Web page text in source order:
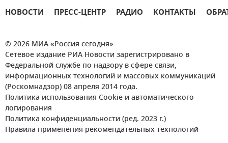
НОВОСТИ ПРЕСС-ЦЕНТР РАДИО КОНТАКТЫ
© 2026 МИА «Россия сегодня»
Сетевое издание РИА Новости зарегистрировано в
Федеральной службе по надзору в сфере связи,
информационных технологий и массовых коммуникаций
(Роскомнадзор) 08 апреля 2014 года.
Политика использования Cookie и автоматического
логирования
Политика конфиденциальности (ред. 2023 г.)
Правила применения рекомендательных технологий